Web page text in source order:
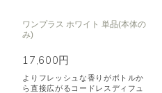
ワンプラス ホワイト 単品(本体の
み)
17,600円
よりフレッシュな香りがボトルか
ら直接広がるコードレスディフュ